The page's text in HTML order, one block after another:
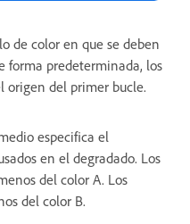
de color en que se deben
forma predeterminada, los
origen del primer bucle.
especifica el
en el degradado. Los
del color A. Los
del color B.